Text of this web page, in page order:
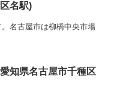
名駅)
名古屋市は柳橋中央市場
知県名古屋市千種区